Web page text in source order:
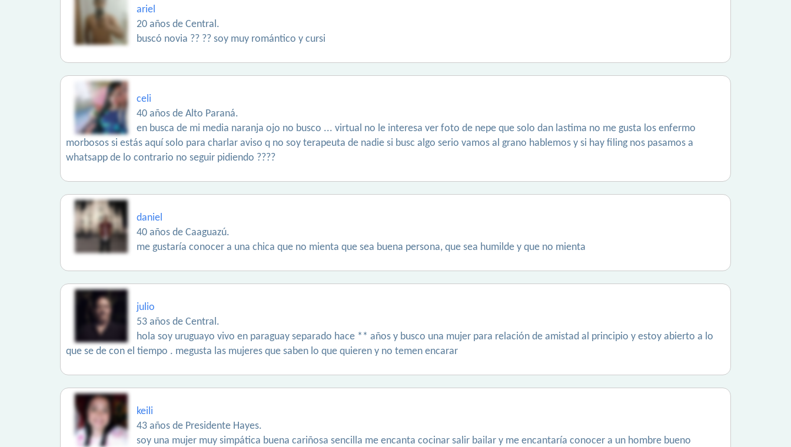
ariel
20 años de Central.
buscó novia ?? ?? soy muy romántico y cursi
celi
40 años de Alto Paraná.
en busca de mi media naranja ojo no busco ... virtual no le interesa ver foto de nepe que solo dan lastima no me gusta los enfermo
morbosos si estás aquí solo para charlar aviso q no soy terapeuta de nadie si busc algo serio vamos al grano hablemos y si hay filing nos pasamos a
whatsapp de lo contrario no seguir pidiendo ????
daniel
40 años de Caaguazú.
me gustaría conocer a una chica que no mienta que sea buena persona, que sea humilde y que no mienta
julio
53 años de Central.
hola soy uruguayo vivo en paraguay separado hace ** años y busco una mujer para relación de amistad al principio y estoy abierto a lo
que se de con el tiempo . megusta las mujeres que saben lo que quieren y no temen encarar
keili
43 años de Presidente Hayes.
soy una mujer muy simpática buena cariñosa sencilla me encanta cocinar salir bailar y me encantaría conocer a un hombre bueno